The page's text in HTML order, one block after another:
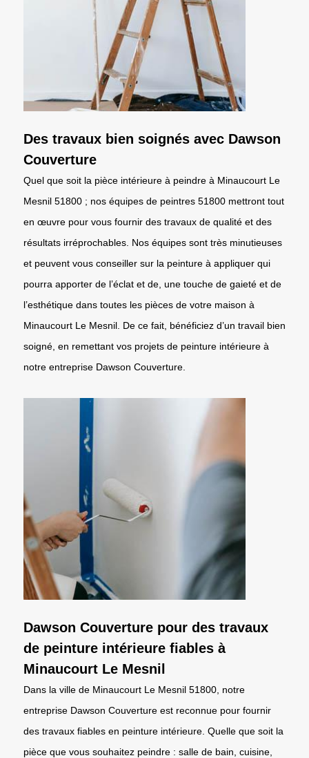
Des travaux bien soignés avec Dawson
Couverture
Quel que soit la pièce intérieure à peindre à Minaucourt Le
Mesnil 51800 ; nos équipes de peintres 51800 mettront tout
en œuvre pour vous fournir des travaux de qualité et des
résultats irréprochables. Nos équipes sont très minutieuses
et peuvent vous conseiller sur la peinture à appliquer qui
pourra apporter de l’éclat et de, une touche de gaieté et de
l’esthétique dans toutes les pièces de votre maison à
Minaucourt Le Mesnil. De ce fait, bénéficiez d’un travail bien
soigné, en remettant vos projets de peinture intérieure à
notre entreprise Dawson Couverture.
Dawson Couverture pour des travaux
de peinture intérieure fiables à
Minaucourt Le Mesnil
Dans la ville de Minaucourt Le Mesnil 51800, notre
entreprise Dawson Couverture est reconnue pour fournir
des travaux fiables en peinture intérieure. Quelle que soit la
pièce que vous souhaitez peindre : salle de bain, cuisine,